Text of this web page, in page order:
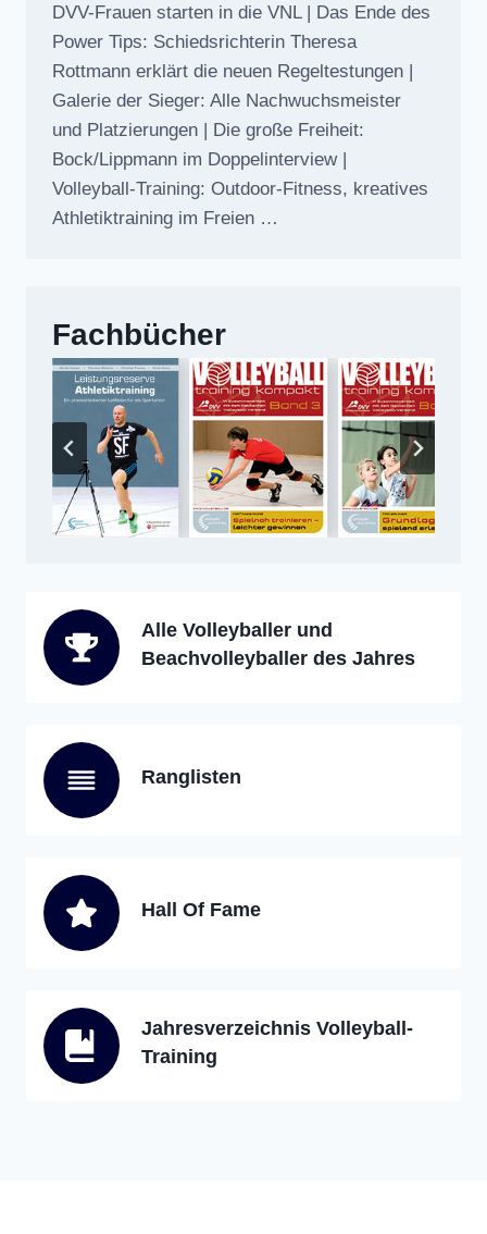
DVV-Frauen starten in die VNL | Das Ende des
Power Tips: Schiedsrichterin Theresa
Rottmann erklärt die neuen Regeltestungen |
Galerie der Sieger: Alle Nachwuchsmeister
und Platzierungen | Die große Freiheit:
Bock/Lippmann im Doppelinterview |
Volleyball-Training: Outdoor-Fitness, kreatives
Athletiktraining im Freien …
Fachbücher
Alle Volleyballer und
Beachvolleyballer des Jahres
Ranglisten
Hall Of Fame
Jahresverzeichnis Volleyball-
Training